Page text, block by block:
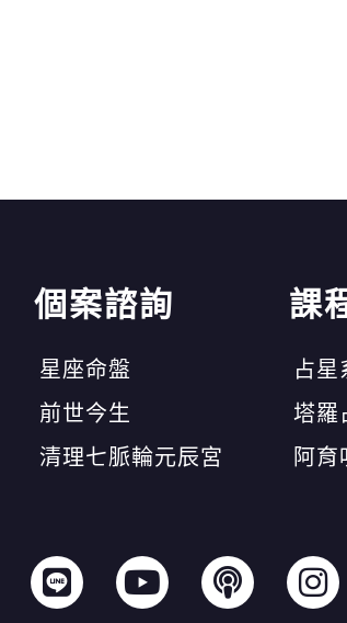
個案諮詢
星座命盤
前世今生
清理七脈輪元辰宮
課
占星
塔羅
阿育